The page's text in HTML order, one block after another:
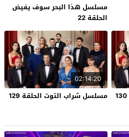
مسلسل هذا البحر سوف يفيض
الحلقة 22
02:14:20
مسلسل شراب التوت الحلقة 129